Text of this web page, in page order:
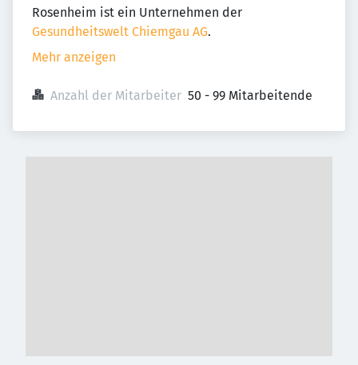
Rosenheim ist ein Unternehmen der
Gesundheitswelt Chiemgau AG.
Mehr anzeigen
Anzahl der Mitarbeiter 50 - 99 Mitarbeitende